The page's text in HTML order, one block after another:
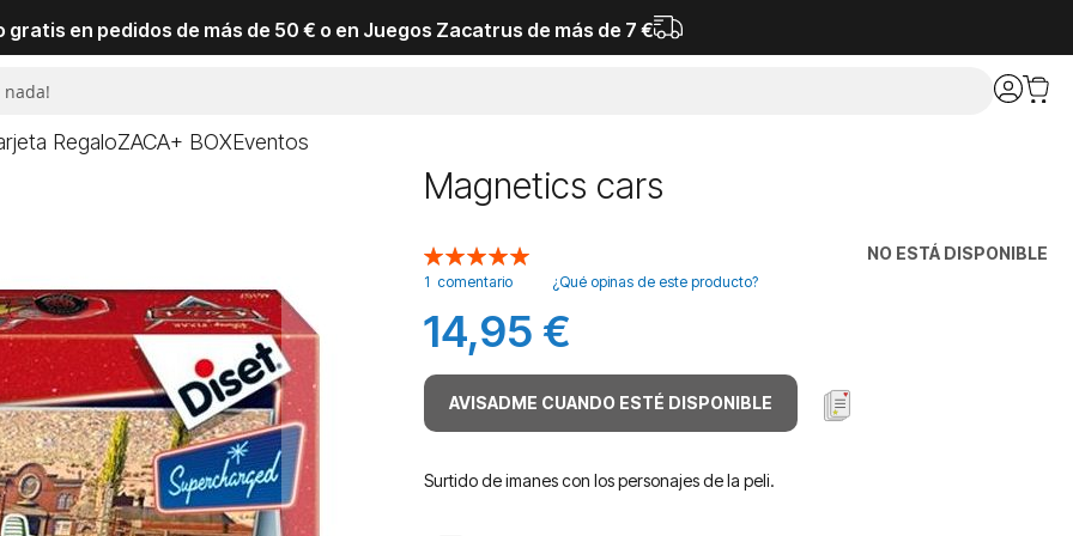
gratis en pedidos de más de 50 € o en Juegos Zacatrus de más de 7 €
RegaloZACA+ BOXEventos
Magnetics cars
NO ESTÁ DISPONIBLE
Valoración:
100
% of100
1 comentario ¿Qué opinas de este producto?
14,95 €
AVISADME CUANDO ESTÉ DISPONIBLE
Surtido de imanes con los personajes de la peli.